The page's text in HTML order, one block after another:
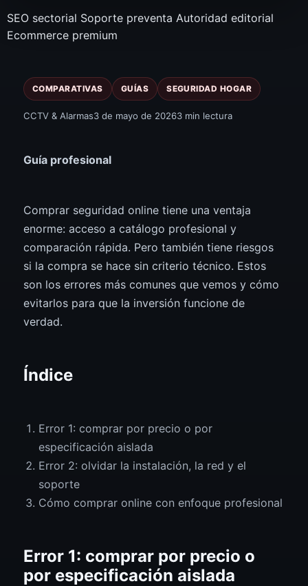
SEO sectorial Soporte preventa Autoridad editorial
Ecommerce premium
COMPARATIVAS GUÍAS SEGURIDAD HOGAR
CCTV & Alarmas3 de mayo de 20263 min lectura
Guía profesional
Comprar seguridad online tiene una ventaja
enorme: acceso a catálogo profesional y
comparación rápida. Pero también tiene riesgos
si la compra se hace sin criterio técnico. Estos
son los errores más comunes que vemos y cómo
evitarlos para que la inversión funcione de
verdad.
Índice
Error 1: comprar por precio o por
especificación aislada
Error 2: olvidar la instalación, la red y el
soporte
Cómo comprar online con enfoque profesional
Error 1: comprar por precio o
por especificación aislada